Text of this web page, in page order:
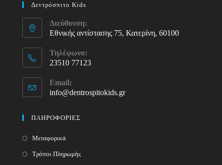
Δεντρόσπιτο Kids
Διεύθυνση:
Εθνικής αντίστασης 75, Κατερίνη, 60100
Τηλέφωνο:
23510 77123
in
your
Email:
info@dentrospitokids.grOpens
ΠΛΗΡΟΦΟΡΙΕΣ
Μεταφορικά
Τρόποι Πληρωμής